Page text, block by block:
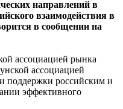
направлений в
взаимодействия в
в сообщении на
ассоциацией рынка
ассоциацией
поддержки российским и
эффективного